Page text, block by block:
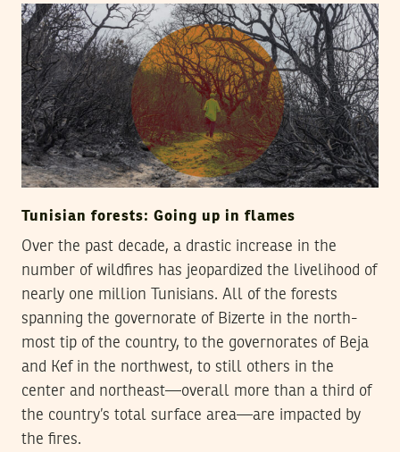
Tunisian forests: Going up in flames
Over the past decade, a drastic increase in the
number of wildfires has jeopardized the livelihood of
nearly one million Tunisians. All of the forests
spanning the governorate of Bizerte in the north-
most tip of the country, to the governorates of Beja
and Kef in the northwest, to still others in the
center and northeast—overall more than a third of
the country’s total surface area—are impacted by
the fires.